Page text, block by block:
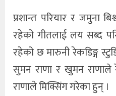
प्रशान्त परियार र जमुना
रहेको गीतलाई लय सब्द
रहेको छ मारुनी रेकडिङ्ग
सुमन राणा र खुमन
राणाले मिक्सिंग गरेका हुन् ।